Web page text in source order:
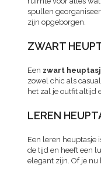
spullen
zijn opgeborgen.
ZWART
Een zwart
zowel chic als
het zal je outfit altijd
LEREN
Een leren heuptasje
de tijd en heeft een
elegant zijn. Of je nu